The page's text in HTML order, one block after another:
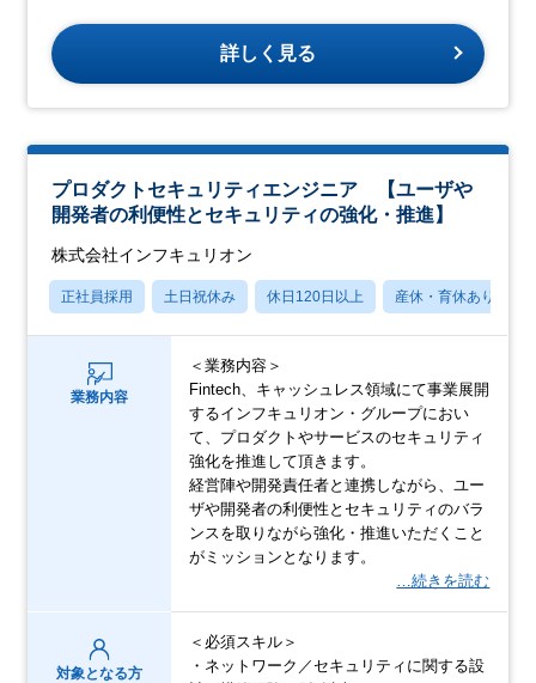
詳しく見る
プロダクトセキュリティエンジニア 【ユーザや
開発者の利便性とセキュリティの強化・推進】
株式会社インフキュリオン
正社員採用 土日祝休み 休日120日以上 産休・育休あり
業務内容
＜業務内容＞
Fintech、キャッシュレス領域にて事業展開
するインフキュリオン・グループにおい
て、プロダクトやサービスのセキュリティ
強化を推進して頂きます。
経営陣や開発責任者と連携しながら、ユー
ザや開発者の利便性とセキュリティのバラ
ンスを取りながら強化・推進いただくこと
がミッションとなります。
…続きを読む
対象となる方
＜必須スキル＞
・ネットワーク／セキュリティに関する設